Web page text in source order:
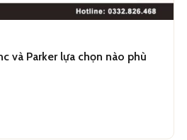
và Parker lựa chọn nào phù